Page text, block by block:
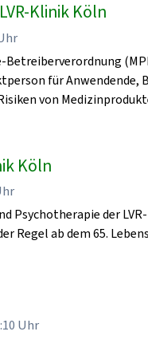
Klinik Köln
Betreiberverordnung
für Anwendende,
von
Köln
Psychotherapie der
Regel ab dem 65.
Uhr